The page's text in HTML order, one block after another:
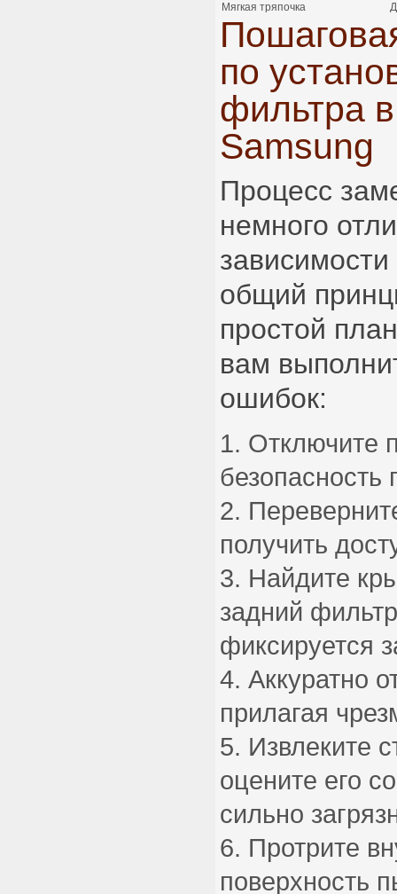
Мягкая тряпочка
по
фильтра
Samsung
Процесс
немного
общий
простой
вам
ошибок:
Отключите
безопасность
получить
Найдите
задний
фиксируется
Аккуратно
прилагая
Извлеките
оцените его
сильно
Протрите
поверхность